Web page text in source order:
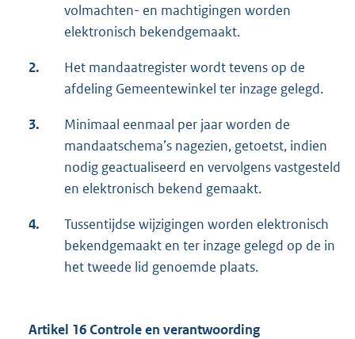
volmachten- en machtigingen worden
elektronisch bekendgemaakt.
2.
Het mandaatregister wordt tevens op de
afdeling Gemeentewinkel ter inzage gelegd.
3.
Minimaal eenmaal per jaar worden de
mandaatschema’s nagezien, getoetst, indien
nodig geactualiseerd en vervolgens vastgesteld
en elektronisch bekend gemaakt.
4.
Tussentijdse wijzigingen worden elektronisch
bekendgemaakt en ter inzage gelegd op de in
het tweede lid genoemde plaats.
Artikel 16 Controle en verantwoording